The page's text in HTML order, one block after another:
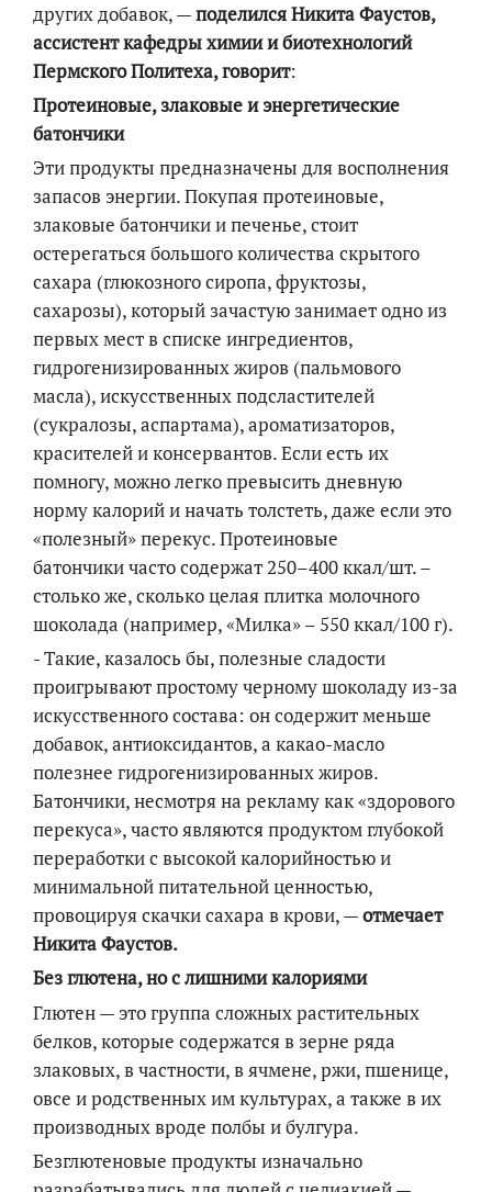
других добавок, —поделился Никита Фаустов,
ассистент кафедры химии и биотехнологий
Пермского Политеха, говорит:
Протеиновые, злаковые и энергетические
батончики
Эти продукты предназначены для восполнения
запасов энергии. Покупая протеиновые,
злаковые батончики и печенье, стоит
остерегаться большого количества скрытого
сахара (глюкозного сиропа, фруктозы,
сахарозы), который зачастую занимает одно из
первых мест в списке ингредиентов,
гидрогенизированных жиров (пальмового
масла), искусственных подсластителей
(сукралозы, аспартама), ароматизаторов,
красителей и консервантов. Если есть их
помногу, можно легко превысить дневную
норму калорий и начать толстеть, даже если это
«полезный» перекус. Протеиновые
батончики часто содержат 250–400 ккал/шт. –
столько же, сколько целая плитка молочного
шоколада (например, «Милка» – 550 ккал/100 г).
- Такие, казалось бы, полезные сладости
проигрывают простому черному шоколаду из-за
искусственного состава: он содержит меньше
добавок, антиоксидантов, а какао-масло
полезнее гидрогенизированных жиров.
Батончики, несмотря на рекламу как «здорового
перекуса», часто являются продуктом глубокой
переработки с высокой калорийностью и
минимальной питательной ценностью,
провоцируя скачки сахара в крови, —отмечает
Никита Фаустов.
Без глютена, но с лишними калориями
Глютен — это группа сложных растительных
белков, которые содержатся в зерне ряда
злаковых, в частности, в ячмене, ржи, пшенице,
овсе и родственных им культурах, а также в их
производных вроде полбы и булгура.
Безглютеновые продукты изначально